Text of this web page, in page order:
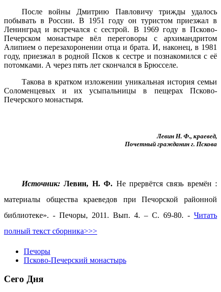
После войны Дмитрию Павловичу трижды удалось
побывать в России. В 1951 году он туристом приезжал в
Ленинград и встречался с сестрой. В 1969 году в Псково-
Печерском монастыре вёл переговоры с архимандритом
Алипием о перезахоронении отца и брата. И, наконец, в 1981
году, приезжал в родной Псков к сестре и познакомился с её
потомками. А через пять лет скончался в Брюсселе.
Такова в кратком изложении уникальная история семьи
Соломенцевых и их усыпальницы в пещерах Псково-
Печерского монастыря.
Левин Н. Ф., краевед,
Почетный гражданин г. Пскова
Источник: Левин, Н. Ф. Не прервётся связь времён :
материалы общества краеведов при Печорской районной
библиотеке». - Печоры, 2011. Вып. 4. – С. 69-80. - Читать
полный текст сборника>>>
Печоры
Псково-Печерский монастырь
Сего Дня